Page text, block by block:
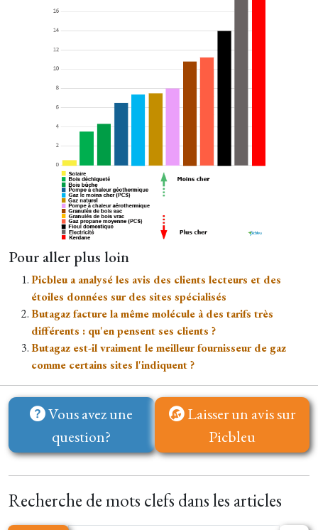
Pour aller plus loin
Picbleu a analysé les avis des clients lecteurs et des
étoiles données sur des sites spécialisés
Butagaz facture la même molécule à des tarifs très
différents : qu'en pensent ses clients ?
Butagaz est-il vraiment le meilleur fournisseur de gaz
comme certains sites l'indiquent ?
Vous avez une
question?
Laisser un avis sur
Picbleu
Recherche de mots clefs dans les articles